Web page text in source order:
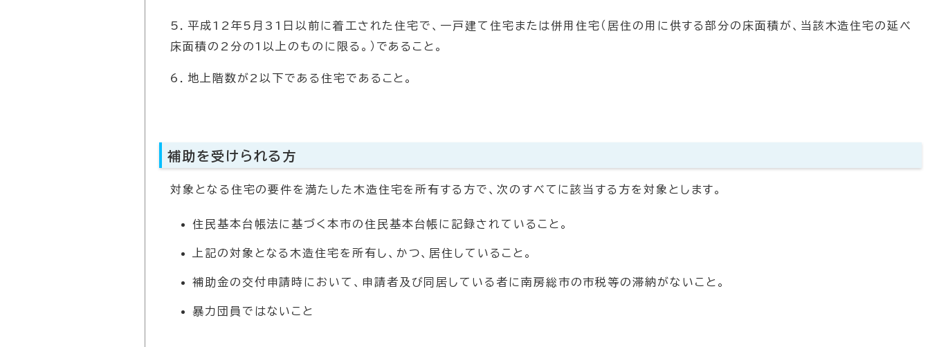
5．平成12年5月31日以前に着工された住宅で、一戸建て住宅または併用住宅（居住の用に供する部分の床面積が、当該木造住宅の延べ
床面積の2分の1以上のものに限る。）であること。
6．地上階数が2以下である住宅であること。
補助を受けられる方
対象となる住宅の要件を満たした木造住宅を所有する方で、次のすべてに該当する方を対象とします。
住民基本台帳法に基づく本市の住民基本台帳に記録されていること。
上記の対象となる木造住宅を所有し、かつ、居住していること。
補助金の交付申請時において、申請者及び同居している者に南房総市の市税等の滞納がないこと。
暴力団員ではないこと